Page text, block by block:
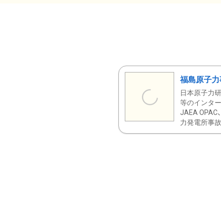
福島原子
日本原子力
等のインタ
JAEA OPAC
力発電所事